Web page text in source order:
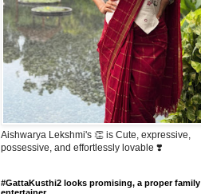
Aishwarya Lekshmi's 👏 is Cute, expressive,
possessive, and effortlessly lovable ❣️
#GattaKusthi2 looks promising, a proper family